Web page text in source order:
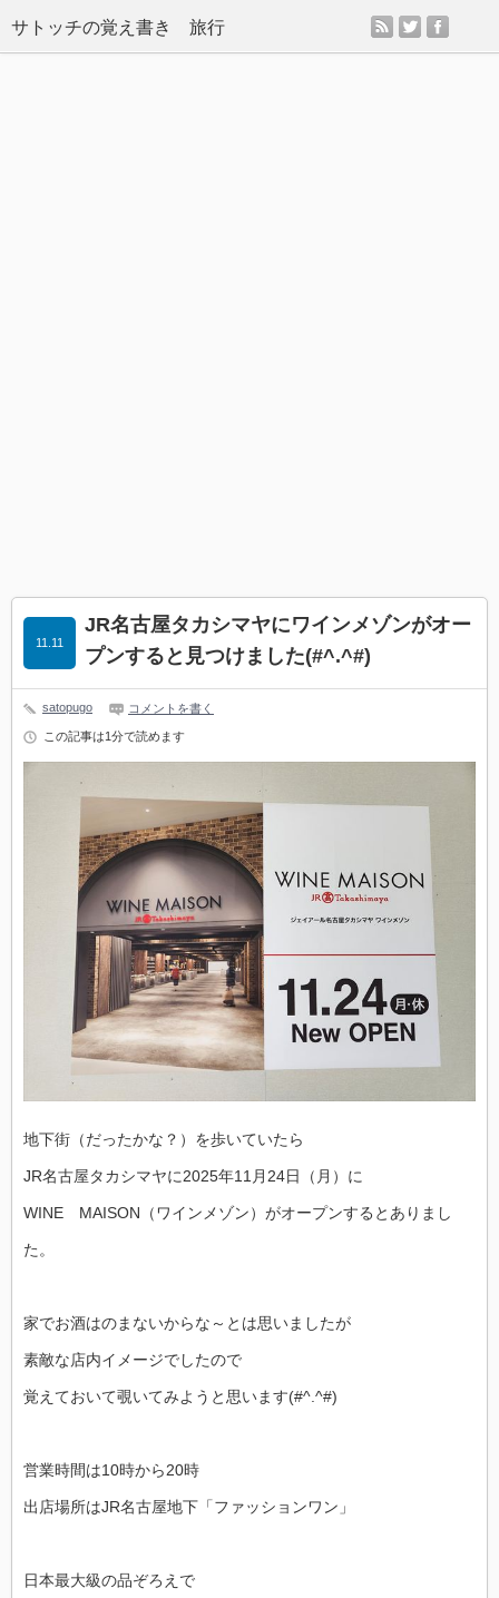
サトッチの覚え書き 旅行 rss twitter
JR名古屋タカシマヤにワインメゾンがオー
プンすると見つけました(#^.^#)
11.11
satopugo コメントを書く
この記事は1分で読めます
地下街（だったかな？）を歩いていたら
JR名古屋タカシマヤに2025年11月24日（月）に
WINE MAISON（ワインメゾン）がオープンするとありまし
た。
家でお酒はのまないからな～とは思いましたが
素敵な店内イメージでしたので
覚えておいて覗いてみようと思います(#^.^#)
営業時間は10時から20時
出店場所はJR名古屋地下「ファッションワン」
日本最大級の品ぞろえで